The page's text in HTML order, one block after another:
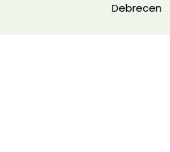
Debrecen